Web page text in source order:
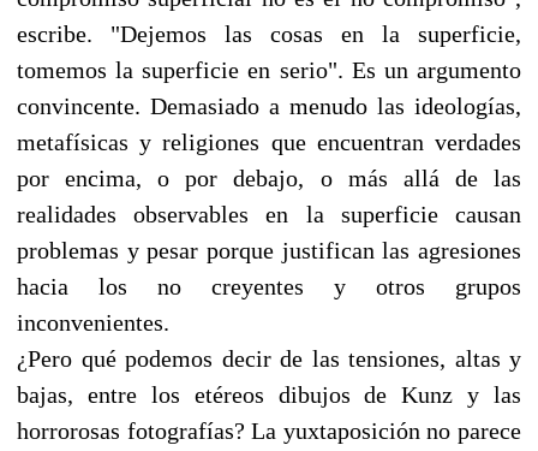
escribe. "Dejemos las cosas en la superficie,
tomemos la superficie en serio". Es un argumento
convincente. Demasiado a menudo las ideologías,
metafísicas y religiones que encuentran verdades
por encima, o por debajo, o más allá de las
realidades observables en la superficie causan
problemas y pesar porque justifican las agresiones
hacia los no creyentes y otros grupos
inconvenientes.
¿Pero qué podemos decir de las tensiones, altas y
bajas, entre los etéreos dibujos de Kunz y las
horrorosas fotografías? La yuxtaposición no parece